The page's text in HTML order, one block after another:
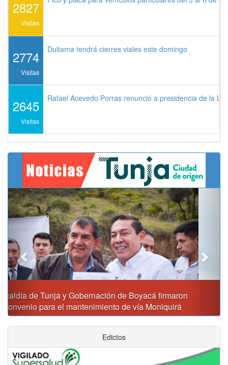
2827
Visitas
2774
Visitas
Duitama tendrá cierres viales este domingo
2645
Visitas
Rafael Acevedo Porras renunció a presidencia de la
Reporte del tiempo en Boyacá para el viernes
Previous
Edictos